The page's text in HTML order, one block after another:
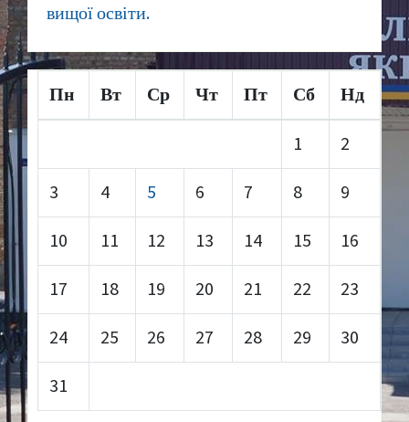
вищої освіти.
Пн Вт Ср Чт Пт Сб Нд
1 2
3 4 5 6 7 8 9
10 11 12 13 14 15 16
17 18 19 20 21 22 23
24 25 26 27 28 29 30
31